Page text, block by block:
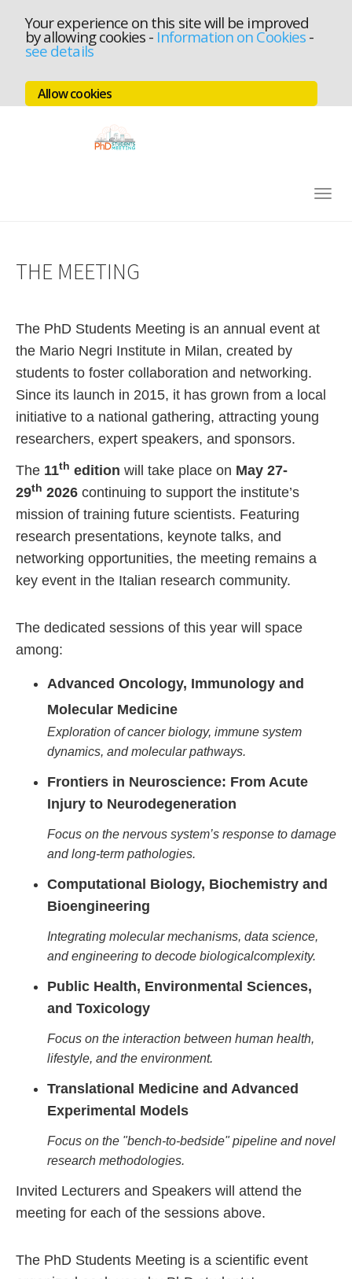
Your experience on this site will be improved
by allowing cookies - Information on Cookies-
see details
Allow cookies
THE MEETING
The PhD Students Meeting is an annual event at
the Mario Negri Institute in Milan, created by
students to foster collaboration and networking.
Since its launch in 2015, it has grown from a local
initiative to a national gathering, attracting young
researchers, expert speakers, and sponsors.
The 11th edition will take place on May 27-
29th 2026 continuing to support the institute’s
mission of training future scientists. Featuring
research presentations, keynote talks, and
networking opportunities, the meeting remains a
key event in the Italian research community.
The dedicated sessions of this year will space
among:
Advanced Oncology, Immunology and
Molecular Medicine
Exploration of cancer biology, immune system
dynamics, and molecular pathways.
Frontiers in Neuroscience: From Acute
Injury to Neurodegeneration
Focus on the nervous system’s response to damage
and long-term pathologies.
Computational Biology, Biochemistry and
Bioengineering
Integrating molecular mechanisms, data science,
and engineering to decode biologicalcomplexity.
Public Health, Environmental Sciences,
and Toxicology
Focus on the interaction between human health,
lifestyle, and the environment.
Translational Medicine and Advanced
Experimental Models
Focus on the "bench-to-bedside" pipeline and novel
research methodologies.
Invited Lecturers and Speakers will attend the
meeting for each of the sessions above.
The PhD Students Meeting is a scientific event